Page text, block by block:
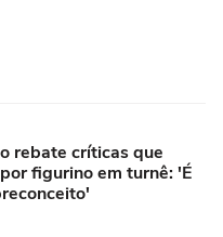
rebate críticas que
figurino em turnê: 'É